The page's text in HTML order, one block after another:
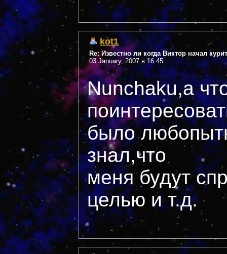
kot1
Re: Известно ли когда Виктор начал
03 January, 2007 в 16:45
Nunchaku,а
было
знал,что
меня будут
целью и т.д.